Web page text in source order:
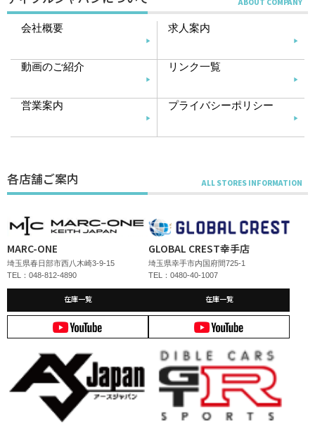
会社概要 求人案内
動画のご紹介 リンク一覧
営業案内 プライバシーポリシー
各店舗ご案内
MARC-ONE
埼玉県春日部市西八木崎3-9-15
TEL：048-812-4890
在庫一覧
GLOBAL CREST幸手店
埼玉県幸手市内国府間725-1
TEL：0480-40-1007
在庫一覧